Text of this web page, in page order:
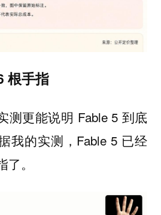
根手指
测更能说明 Fable 5 到底
我的实测，Fable 5 已经
。